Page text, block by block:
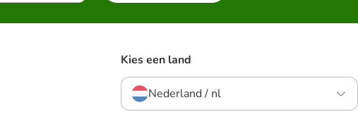
Kies een land
Nederland / nl